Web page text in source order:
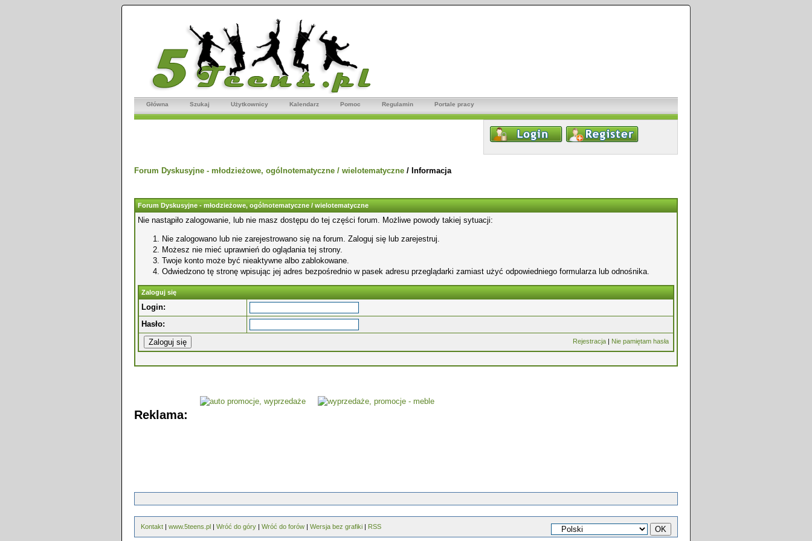
Główna Szukaj Użytkownicy Kalendarz Pomoc Regulamin Portale pracy
Forum Dyskusyjne - młodzieżowe, ogólnotematyczne / wielotematyczne / Informacja
Forum Dyskusyjne - młodzieżowe, ogólnotematyczne / wielotematyczne
Nie nastąpiło zalogowanie, lub nie masz dostępu do tej części forum. Możliwe powody takiej sytuacji:
Nie zalogowano lub nie zarejestrowano się na forum. Zaloguj się lub zarejestruj.
Możesz nie mieć uprawnień do oglądania tej strony.
Twoje konto może być nieaktywne albo zablokowane.
Odwiedzono tę stronę wpisując jej adres bezpośrednio w pasek adresu przeglądarki zamiast użyć odpowiedniego formularza lub odnośnika.
Zaloguj się
Login:
Hasło:
Rejestracja | Nie pamiętam hasła
Reklama:
Kontakt | www.5teens.pl | Wróć do góry | Wróć do forów | Wersja bez grafiki | RSS